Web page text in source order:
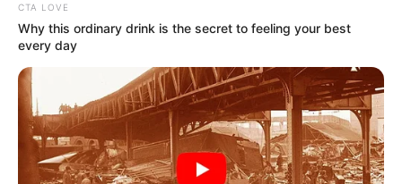
CTA LOVE
Why this ordinary drink is the secret to feeling your best
every day